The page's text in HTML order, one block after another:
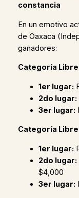
constancia
En un emotivo
de Oaxaca
ganadores:
Categoría
1er lugar:
2do lugar:
3er lugar:
Categoría
1er lugar:
2do lugar:
$4,000
3er lugar: